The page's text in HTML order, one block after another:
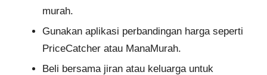
murah.
Gunakan aplikasi perbandingan harga seperti
PriceCatcher atau ManaMurah.
Beli bersama jiran atau keluarga untuk